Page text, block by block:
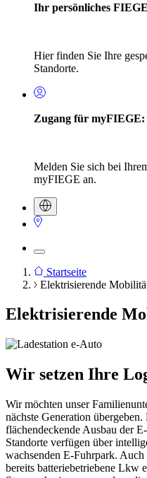
Ihr persönliches
Hier finden Sie Ihre
Standorte.
Zugang für myFIEGE:
Melden Sie sich bei
myFIEGE an.
Pfadnavigation
Startseite
Elektrisierende
Elektrisierende
Wir setzen Ihre
Wir möchten unser
nächste Generation
flächendeckende Ausbau der
Standorte verfügen über
wachsenden E-Fuhrpark.
bereits batteriebetriebene